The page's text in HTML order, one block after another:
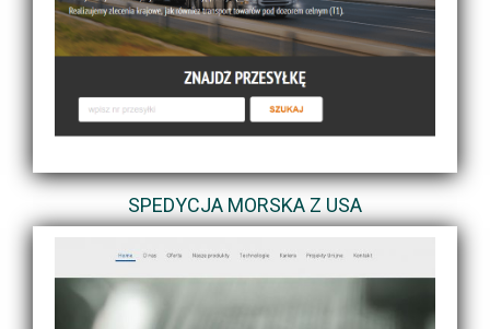
SPEDYCJA MORSKA Z USA